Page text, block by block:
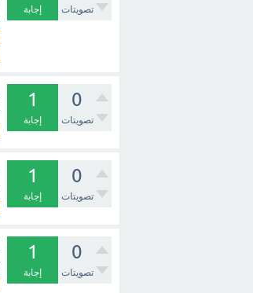
تصويتات إجابة
0
تصويتات
1
إجابة
0
تصويتات
1
إجابة
0
تصويتات
1
إجابة